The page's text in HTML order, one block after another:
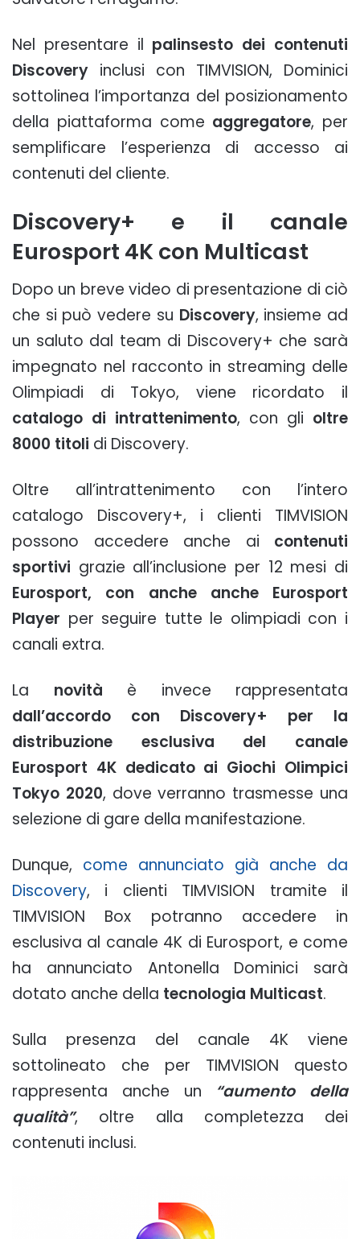
Nel presentare il palinsesto dei contenuti
Discovery inclusi con TIMVISION, Dominici
sottolinea l’importanza del posizionamento
della piattaforma come aggregatore, per
semplificare l’esperienza di accesso ai
contenuti del cliente.
Discovery+ e il canale
Eurosport 4K con Multicast
Dopo un breve video di presentazione di ciò
che si può vedere su Discovery, insieme ad
un saluto dal team di Discovery+ che sarà
impegnato nel racconto in streaming delle
Olimpiadi di Tokyo, viene ricordato il
catalogo di intrattenimento, con gli oltre
8000 titoli di Discovery.
Oltre all’intrattenimento con l’intero
catalogo Discovery+, i clienti TIMVISION
possono accedere anche ai contenuti
sportivi grazie all’inclusione per 12 mesi di
Eurosport, con anche anche Eurosport
Player per seguire tutte le olimpiadi con i
canali extra.
La novità è invece rappresentata
dall’accordo con Discovery+ per la
distribuzione esclusiva del canale
Eurosport 4K dedicato ai Giochi Olimpici
Tokyo 2020, dove verranno trasmesse una
selezione di gare della manifestazione.
Dunque, come annunciato già anche da
Discovery, i clienti TIMVISION tramite il
TIMVISION Box potranno accedere in
esclusiva al canale 4K di Eurosport, e come
ha annunciato Antonella Dominici sarà
dotato anche della tecnologia Multicast.
Sulla presenza del canale 4K viene
sottolineato che per TIMVISION questo
rappresenta anche un
“aumento della
qualità”, oltre alla completezza dei
contenuti inclusi.